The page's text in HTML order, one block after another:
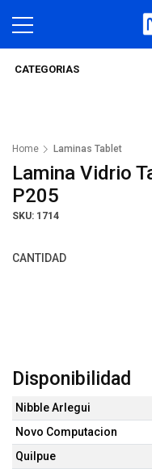
CATEGORIAS
Home Laminas Tablet
Lamina Vidrio
P205
SKU: 1714
CANTIDAD
Disponibilidad
Nibble Arlegui
Novo Computacion
Quilpue